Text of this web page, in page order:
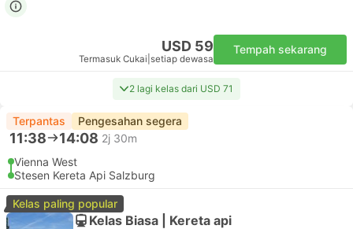
USD 59
Termasuk Cukai setiap dewasa
Tempah sekarang
2 lagi kelas dari USD 71
Terpantas Pengesahan segera
11:38 14:08 2j 30m
Vienna West
Stesen Kereta Api Salzburg
Kelas paling popular
Kelas Biasa | Kereta api